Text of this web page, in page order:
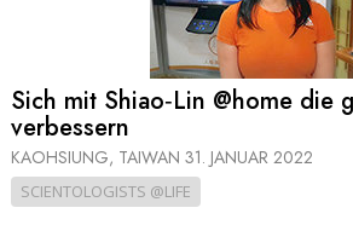
Sich mit Shiao‑Lin @home die
verbessern
KAOHSIUNG, TAIWAN 31. JANUAR 2022
SCIENTOLOGISTS @LIFE